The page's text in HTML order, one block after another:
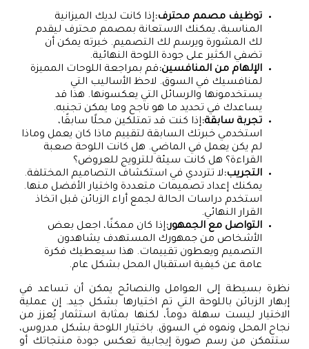
توظيف مصمم محترف:إذا كانت لديك الميزانية
المناسبة، يمكنك الاستعانة بمصمم محترف ليقدم
لك المشورة ويرسم لك التصميم. خبرته يمكن أن
تضفي الكثير على جودة اللوحة النهائية.
الإلهام من المنافسين:قم بمراجعة اللوحات المميزة
لمنافسيك في السوق. لاحظ الأساليب التي
يستخدمونها والرسائل التي يعكسونها. هذا قد
يساعدك في تحديد ما هو ناجح وما يمكن تجنبه.
تجربة سابقة:إذا كنت قد تمتلكين محلًا سابقًا،
استخدمي خبرتك السابقة لتقييم ماذا كان يعمل وماذا
لم يكن يعمل في الماضي. هل كانت اللوحة صعبة
القراءة؟ هل كانت سيئة للترويج للعروض؟
التجريب:لا تترددي في استكشاف التصاميم المختلفة.
يمكنك إعداد تصميمات متعددة واختيار الأفضل منها.
استخدم دراسات الحالة لجمع أراء الزبائن قبل اتخاذ
القرار النهائي.
التواصل مع الجمهور:إذا كان ممكنًا، اجعل بعض
الأشخاص من جمهورك المستهدف يشاهدون
التصميم ويعطون تقييمات. هذا سيعطيك فكرة
عامة عن كيفية استقبال المحل بشكل عام.
نظرة بسيطة إلى العوامل والنصائح يمكن أن تساعد في
إبهار الزبائن باللوحة التي تم اختيارها بشكل جيد. إن عملية
الاختيار ليست سهلة دوماً، لكنها بمثابة استثمار يُعزز من
نجاح المحل ونموه في السوق. باختيار اللوحة بشكل مدروس،
ستتمكن من رسم صورة إيجابية تعكس جودة منتجاتك أو